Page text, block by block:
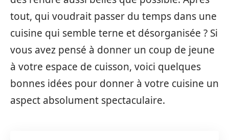
tout, qui voudrait passer du temps dans une
cuisine qui semble terne et désorganisée ? Si
vous avez pensé à donner un coup de jeune
à votre espace de cuisson, voici quelques
bonnes idées pour donner à votre cuisine un
aspect absolument spectaculaire.